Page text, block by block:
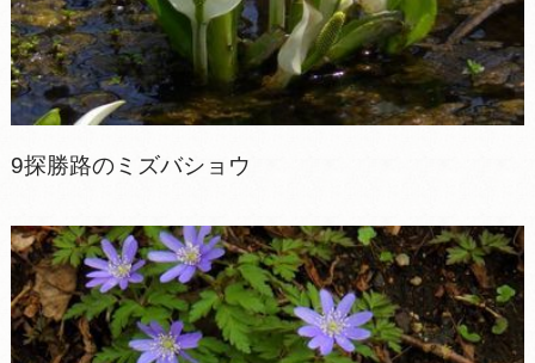
9探勝路のミズバショウ